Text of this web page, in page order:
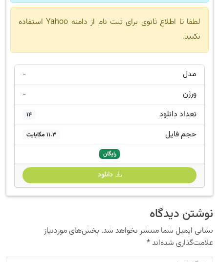
لطفا تا اطلاع ثانوی برای ثبت نام از دامنه Yahoo استفاده
نکنید.
مدل
-
ورژن
-
تعداد دانلود
14
حجم فایل 11.3 مگابایت
رایگان
دانلود
نوشتن دیدگاه
نشانی ایمیل شما منتشر نخواهد شد. بخش‌های موردنیاز
علامت‌گذاری شده‌اند*